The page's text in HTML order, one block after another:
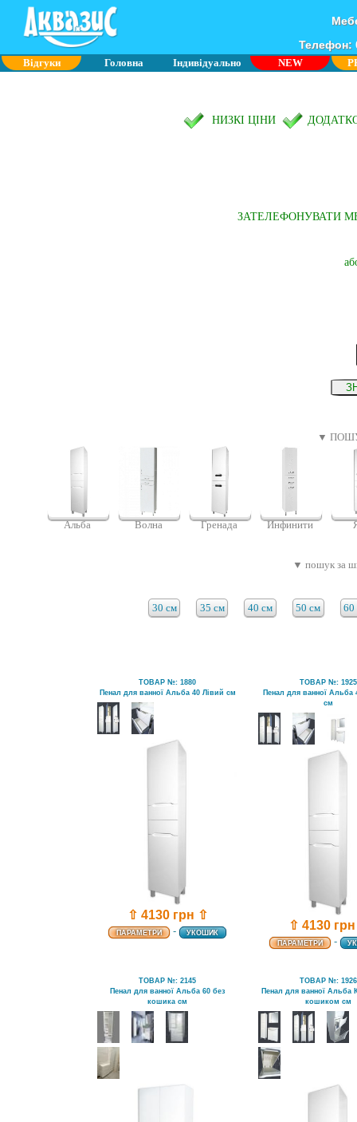
Телефон:
Відгуки Головна Індивідуально NEW
НИЗКІ ЦІНИ
ЗАТЕЛЕФОНУВАТИ
▼
Альба Волна Гренада Инфинити
▼ пошук за
30 см 35 см 40 см 50 см 60
ТОВАР №: 1880
Пенал для ванної Альба 40 Лівий см
⇧ 4130 грн ⇧
ПАРАМЕТРИ - УКОШИК
ТОВАР №: 1925
Пенал для ванної Альба
см
⇧ 4130
ПАРАМЕТРИ -
ТОВАР №: 2145
Пенал для ванної Альба 60 без
кошика см
ТОВАР №: 1926
Пенал для ванної Альба
кошиком см